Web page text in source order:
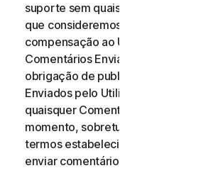
suporte sem quaisquer restrições de
que consideremos adequada. Não
compensação ao Utilizador relativa à
Comentários Enviados. Não temos
obrigação de publicar ou utilizar os
Enviados pelo Utilizador e podemos
quaisquer Comentários Enviados a
momento, sobretudo se estes
termos estabelecidos no presente
enviar comentários, o Utilizador